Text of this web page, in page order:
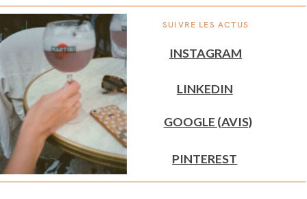
SUIVRE LES ACTUS
INSTAGRAM
GOOGLE (AVIS)
PINTEREST
LINKEDIN